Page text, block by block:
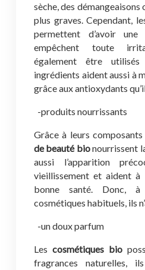
sèche, des démangeaisons
plus graves. Cependant,
permettent d’avoir
empêchent toute
également être
ingrédients aident aussi à
grâce aux antioxydants
-produits nourrissants
Grâce à leurs composants
de beauté bionourrissent
aussi l’apparition
vieillissement et aident à
bonne santé. Donc,
cosmétiques habituels, ils
-un doux parfum
Les cosmétiques bio
fragrances naturelles,